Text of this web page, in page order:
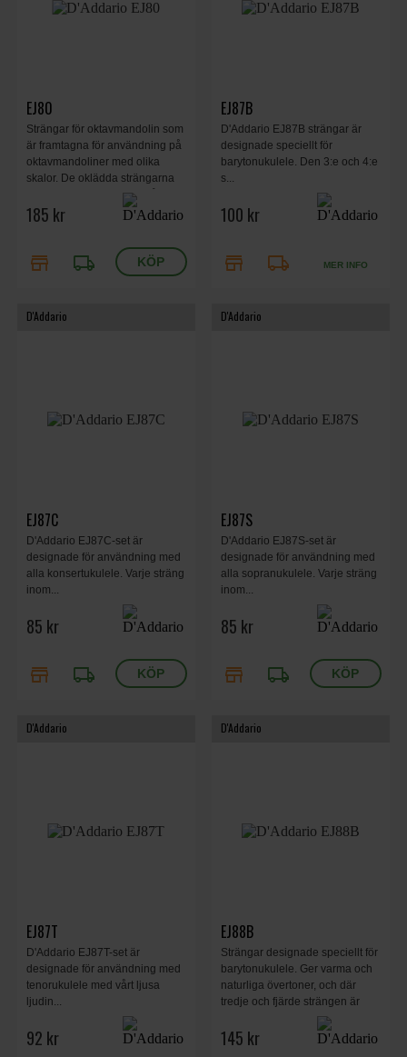
EJ80
Strängar för oktavmandolin som
är framtagna för användning på
oktavmandoliner med olika
skalor. De oklädda strängarna
är tillverkade av vanligt stål och
de klädda strängarna av
185 kr
store local_shipping
EJ87B
D'Addario EJ87B strängar är
designade speciellt för
barytonukulele. Den 3:e och 4:e
s...
100 kr
store local_shipping MER INFO
D'Addario
EJ87C
D'Addario EJ87C-set är
designade för användning med
alla konsertukulele. Varje sträng
inom...
85 kr
store local_shipping
D'Addario
EJ87S
D'Addario EJ87S-set är
designade för användning med
alla sopranukulele. Varje sträng
inom...
85 kr
store local_shipping
D'Addario
EJ87T
D'Addario EJ87T-set är
designade för användning med
tenorukulele med vårt ljusa
ljudin...
92 kr
D'Addario
EJ88B
Strängar designade speciellt för
barytonukulele. Ger varma och
naturliga övertoner, och där
tredje och fjärde strängen är
silverpläterade kopparspunna.
Nyltech .026, .036 Silver Plated
145 kr